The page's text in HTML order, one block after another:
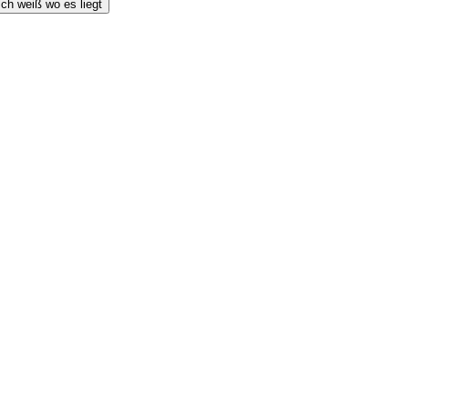
Ich weiß wo es liegt